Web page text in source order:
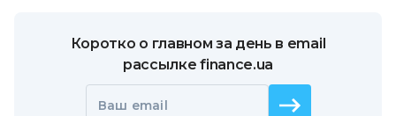
Коротко о главном за день в email
рассылке finance.ua
Ваш email